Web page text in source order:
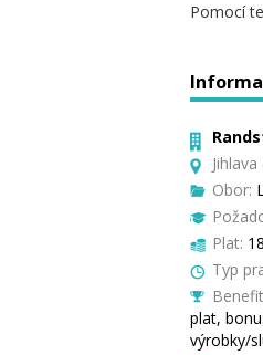
Pomocí
Obor:
Plat:
Typ
plat,
výrobky/